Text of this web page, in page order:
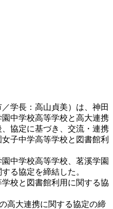
学長：高山貞美）は、神田
中学校高等学校と高大連携
協定に基づき、交流・連携
子中学高等学校と図書館利
中学校高等学校、茗溪学園
る協定を締結した。
校と図書館利用に関する協
高大連携に関する協定の締